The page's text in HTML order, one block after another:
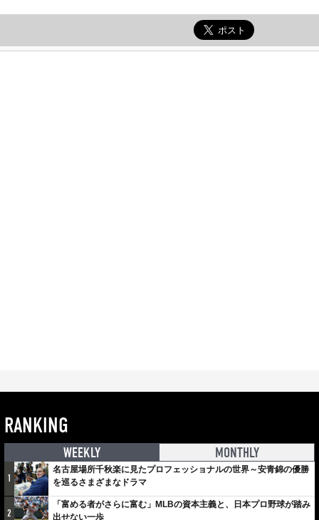
RANKING
WEEKLY MONTHLY
1
名古屋場所千秋楽に見たプロフェッショナルの世界～安青錦の優勝
を巡るさまざまなドラマ
2
「富める者がさらに富む」MLBの資本主義と、日本プロ野球が踏み
出せない一歩